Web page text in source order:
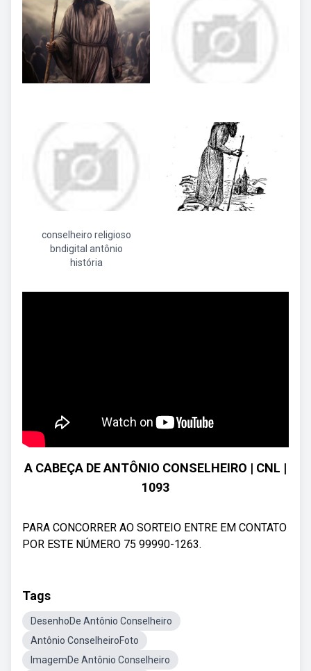
conselheiro religioso
bndigital antônio
história
A CABEÇA DE ANTÔNIO CONSELHEIRO | CNL |
1093
PARA CONCORRER AO SORTEIO ENTRE EM CONTATO
POR ESTE NÚMERO 75 99990-1263.
Tags
DesenhoDe Antônio Conselheiro
Antônio ConselheiroFoto
ImagemDe Antônio Conselheiro